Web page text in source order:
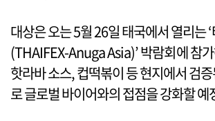
대상은 오는 5월 26일 태국에서 열리는
(THAIFEX-Anuga Asia)’ 박람회에 참
핫라바 소스, 컵떡볶이 등 현지에서 검
로 글로벌 바이어와의 접점을 강화할 예